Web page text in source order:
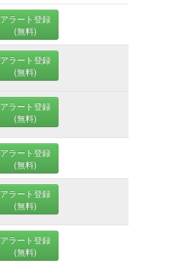
アラート登録
(無料)
アラート登録
(無料)
アラート登録
(無料)
アラート登録
(無料)
アラート登録
(無料)
アラート登録
(無料)